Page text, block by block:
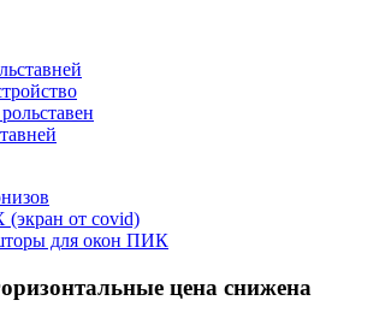
от covid)
для окон ПИК
цена снижена